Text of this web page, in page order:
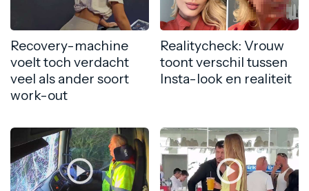
Recovery-machine
voelt toch verdacht
veel als ander soort
work-out
Realitycheck: Vrouw
toont verschil tussen
Insta-look en realiteit